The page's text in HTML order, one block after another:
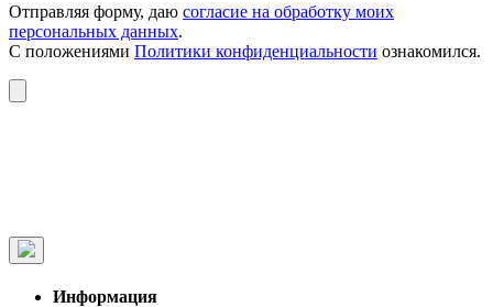
Отправляя форму, даю согласие на обработку моих
персональных данных.
С положениями Политики конфиденциальности ознакомился.
Информация